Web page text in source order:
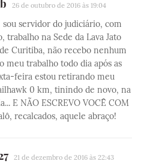
26 de outubro de 2016 às 19:04
sou servidor do judiciário, com
trabalho na Sede da Lava Jato
Curitiba, não recebo nenhum
meu trabalho todo dia após as
feira estou retirando meu
0 km, tinindo de novo, na
E NÃO ESCREVO VOCÊ COM
recalcados, aquele abraço!
21 de dezembro de 2016 às 22:43